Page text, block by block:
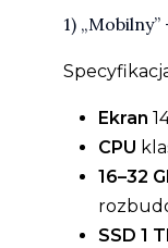
1)
Ekran
CPU
16–32
SSD 1